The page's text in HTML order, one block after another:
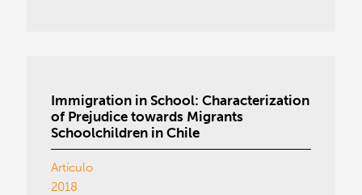
Immigration in School: Characterization
of Prejudice towards Migrants
Schoolchildren in Chile
Artículo
2018